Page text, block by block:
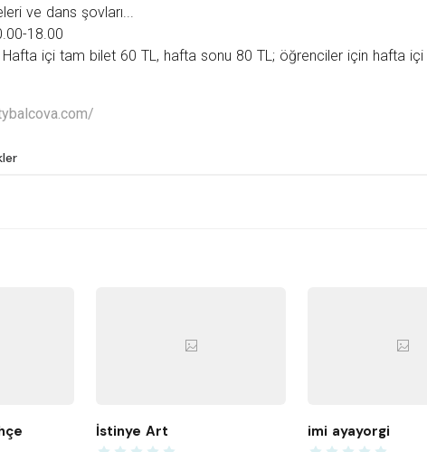
ve dans şovları...
18.00
Hafta içi tam bilet 60 TL, hafta sonu 80 TL; öğrenciler için hafta içi
İstinye Art imi ayayorgi